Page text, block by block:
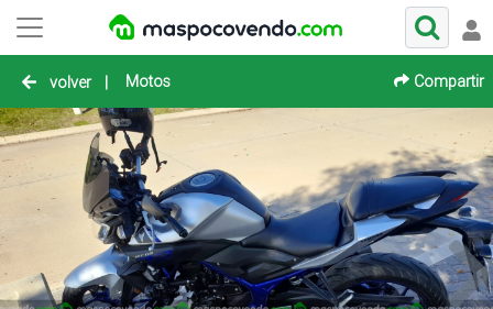
volver | Motos Compartir